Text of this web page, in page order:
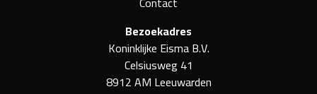
Bezoekadres
Koninklijke Eisma B.V.
Celsiusweg 41
8912 AM Leeuwarden